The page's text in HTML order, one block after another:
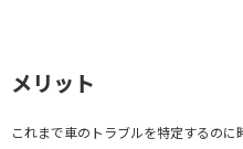
メリット
これまで車のトラブルを特定するの